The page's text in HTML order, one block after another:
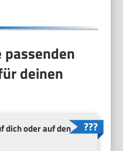
deinen
dich oder auf den